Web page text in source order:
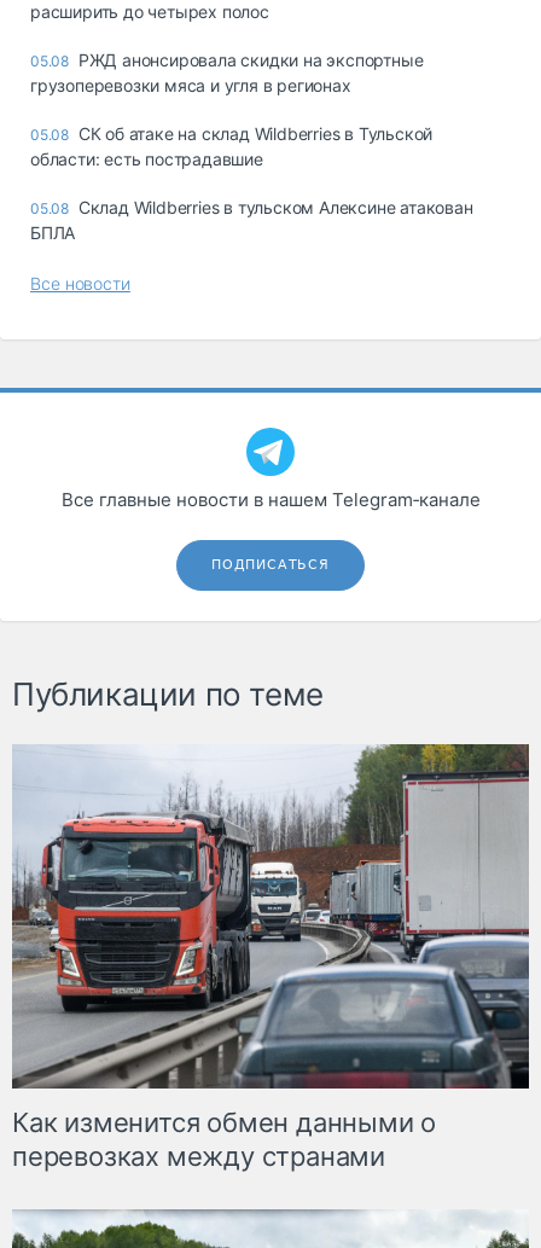
расширить до четырех полос
05.08 РЖД анонсировала скидки на экспортные
грузоперевозки мяса и угля в регионах
05.08 СК об атаке на склад Wildberries в Тульской
области: есть пострадавшие
05.08 Склад Wildberries в тульском Алексине атакован
БПЛА
Все новости
Все главные новости в нашем Telegram‑канале
ПОДПИСАТЬСЯ
Публикации по теме
Как изменится обмен данными о
перевозках между странами